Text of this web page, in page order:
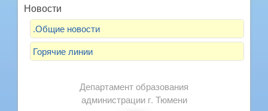
Новости
.Общие новости
Горячие линии
Департамент образования
администрации г. Тюмени